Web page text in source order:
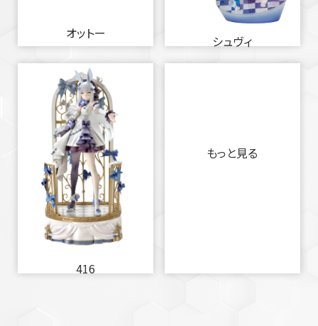
オットー
シュヴィ
416
もっと見る